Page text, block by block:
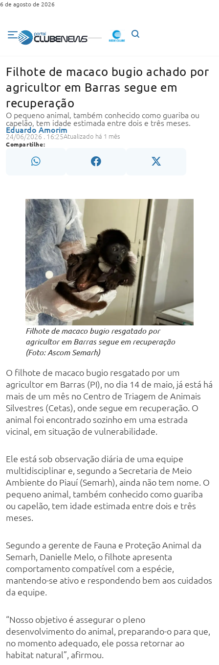
6 de agosto de 2026
Filhote de macaco bugio achado por
agricultor em Barras segue em
recuperação
O pequeno animal, também conhecido como guariba ou
capelão, tem idade estimada entre dois e três meses.
Eduardo Amorim
24/06/2026 . 16:25Atualizado há 1 mês
Compartilhe:
Filhote de macaco bugio resgatado por
agricultor em Barras segue em recuperação
(Foto: Ascom Semarh)
O filhote de macaco bugio resgatado por um
agricultor em Barras (PI), no dia 14 de maio, já está há
mais de um mês no Centro de Triagem de Animais
Silvestres (Cetas), onde segue em recuperação. O
animal foi encontrado sozinho em uma estrada
vicinal, em situação de vulnerabilidade.
Ele está sob observação diária de uma equipe
multidisciplinar e, segundo a Secretaria de Meio
Ambiente do Piauí (Semarh), ainda não tem nome. O
pequeno animal, também conhecido como guariba
ou capelão, tem idade estimada entre dois e três
meses.
Segundo a gerente de Fauna e Proteção Animal da
Semarh, Danielle Melo, o filhote apresenta
comportamento compatível com a espécie,
mantendo-se ativo e respondendo bem aos cuidados
da equipe.
“Nosso objetivo é assegurar o pleno
desenvolvimento do animal, preparando-o para que,
no momento adequado, ele possa retornar ao
habitat natural”, afirmou.